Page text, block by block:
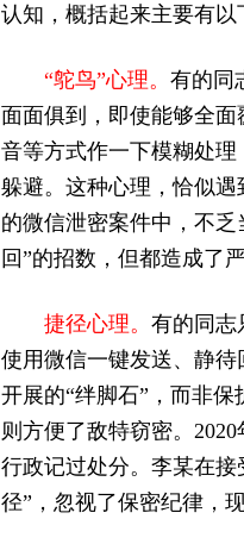
认知，概括起来主要有以
“鸵鸟”心理。 有的同
面面俱到，即使能够全
音等方式作一下模糊处
躲避。这种心理，恰似
的微信泄密案件中，不
回”的招数，但都造成了
捷径心理。 有的同志
使用微信一键发送、静
开展的“绊脚石”，而非
则方便了敌特窃密。
行政记过处分。李某在
径”，忽视了保密纪律，